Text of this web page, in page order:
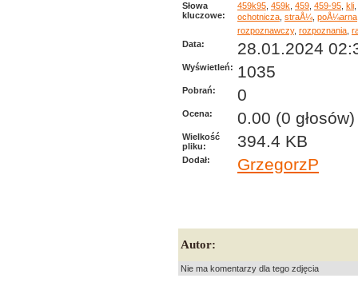
Słowa
kluczowe:
459k95 459k 459 459-95 kli
ochotnicza straÅ¼ poÅ¼arna
rozpoznawczy, rozpoznania
Data:
28.01.2024
Wyświetleń: 1035
Pobrań: 0
Ocena: 0.00 (0 głosów)
Wielkość
pliku:
394.4 KB
Dodał: GrzegorzP
Autor:
Nie ma komentarzy dla tego zdjęcia